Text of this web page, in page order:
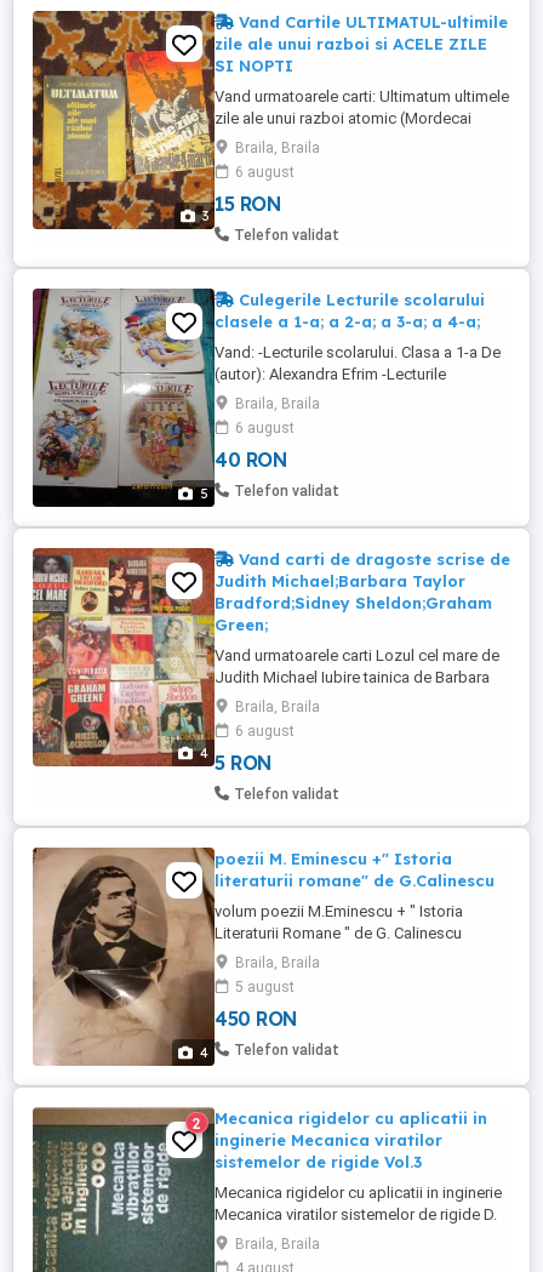
3
Vand Cartile ULTIMATUL-ultimile
zile ale unui razboi si ACELE ZILE
SI NOPTI
Vand urmatoarele carti: Ultimatum ultimele
zile ale unui razboi atomic (Mordecai
Roshwald) Greutate 100g An 1980 Autor
Mordecai Roshwald Coperta brosata
Dimensiuni 170 130 Editura Politica Limba
romana Numar pagini 188 Numar volume 1
Stare : Foarte buna Pret 8 ron Acele zile si
Braila, Braila
6 august
15 RON
Telefon validat
5
Culegerile Lecturile scolarului
clasele a 1-a; a 2-a; a 3-a; a 4-a;
Vand: -Lecturile scolarului. Clasa a 1-a De
(autor): Alexandra Efrim -Lecturile
scolarului. Clasa a 2-a De (autor):
Alexandra Efrim -Lecturile scolarului. Clasa
a 3-a De (autor): Alexandra Efrim Lecturile
scolarului. Clasa a 4-a De (autor):
Alexandra Efrim Aceaste culegeri de
Braila, Braila
6 august
40 RON
Telefon validat
4
Vand carti de dragoste scrise de
Judith Michael;Barbara Taylor
Bradford;Sidney Sheldon;Graham
Green;
Vand urmatoarele carti Lozul cel mare de
Judith Michael Iubire tainica de Barbara
Taylor Bradford Un vis nepretuit de
Barbara Harrison Nu e totul pierdut de
Barbara Taylor Bradford Ingerul de
Barbara Taylor Bradford Regasire de
Judith Michael(2 vulome) Conspiratia de
Braila, Braila
6 august
5 RON
Telefon validat
4
poezii M. Eminescu +" Istoria
literaturii romane" de G.Calinescu
volum poezii M.Eminescu + " Istoria
Literaturii Romane " de G. Calinescu
Dictionarul limbii romane moderne "
Istoria romanilor din cele mai vechi timpuri
pana azi " de Ct. Giurescu pentru
cunoscatori toate la 450 ron nu trimit prin
curier, posta
Braila, Braila
5 august
450 RON
Telefon validat
2
Mecanica rigidelor cu aplicatii in
inginerie Mecanica viratilor
sistemelor de rigide Vol.3
Mecanica rigidelor cu aplicatii in inginerie
Mecanica viratilor sistemelor de rigide D.
MANGERON, N. IRIMICIUC Editura tehnica
Exclusiv Braila
Braila, Braila
4 august